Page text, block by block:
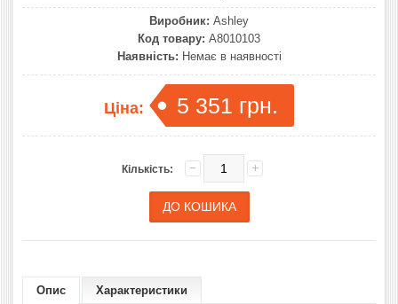
Виробник: Ashley
Код товару: A8010103
Наявність: Немає в наявності
Ціна: 5 351 грн.
Кількість:
Опис Характеристики